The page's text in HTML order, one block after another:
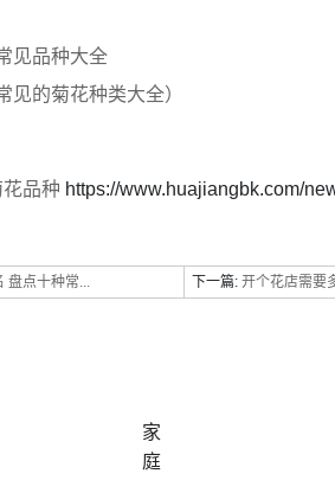
见品种大全
见的菊花种类大全）
品种 https://www.huajiangbk.com/
盘点十种常... 下一篇: 开个花店需要
家
庭